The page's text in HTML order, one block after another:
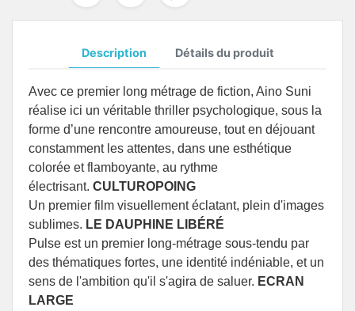
Description Détails du produit
Avec ce premier long métrage de fiction, Aino Suni
réalise ici un véritable thriller psychologique, sous la
forme d’une rencontre amoureuse, tout en déjouant
constamment les attentes, dans une esthétique
colorée et flamboyante, au rythme
électrisant. CULTUROPOING
Un premier film visuellement éclatant, plein d'images
sublimes. LE DAUPHINE LIBÉRÉ
Pulse est un premier long-métrage sous-tendu par
des thématiques fortes, une identité indéniable, et un
sens de l'ambition qu'il s'agira de saluer. ECRAN
LARGE